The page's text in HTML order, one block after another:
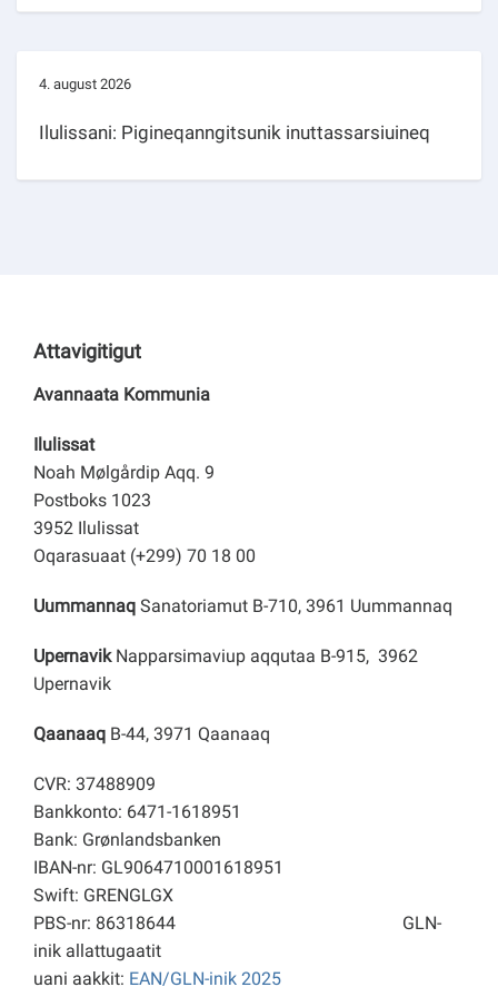
4. august 2026
Ilulissani: Pigineqanngitsunik inuttassarsiuineq
Attavigitigut
Avannaata Kommunia
Ilulissat
Noah Mølgårdip Aqq. 9
Postboks 1023
3952 Ilulissat
Oqarasuaat (+299) 70 18 00
Uummannaq Sanatoriamut B-710, 3961 Uummannaq
Upernavik Napparsimaviup aqqutaa B-915, 3962
Upernavik
Qaanaaq B-44, 3971 Qaanaaq
CVR: 37488909
Bankkonto: 6471-1618951
Bank: Grønlandsbanken
IBAN-nr: GL9064710001618951
Swift: GRENGLGX
PBS-nr: 86318644 GLN-
inik allattugaatit
uani aakkit: EAN/GLN-inik 2025